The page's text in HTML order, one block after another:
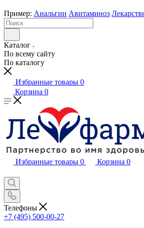
Пример: Анальгин Авитаминоз
Каталог
По всему сайту
По каталогу
Избранные товары 0
Корзина 0
Избранные товары 0 Корзина 0
Телефоны
+7 (495) 500-00-27